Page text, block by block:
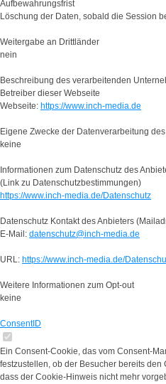
Aufbewahrungsfrist
Löschung der Daten, sobald die Session
Weitergabe an Drittländer
nein
Beschreibung des verarbeitenden
Betreiber dieser Webseite
Webseite: https://www.inch-media.de
Eigene Zwecke der Datenverarbeitung
keine
Informationen zum Datenschutz des
(Link zu Datenschutzbestimmungen)
https://www.inch-media.de/Datenschutz
Datenschutz Kontakt des Anbieters
E-Mail: datenschutz@inch-media.de
URL: https://www.inch-media.de/
Weitere Informationen zum Opt-out
keine
ConsentID
Ein Consent-Cookie, das vom Consent-
festzustellen, ob der Besucher bereits
dass der Cookie-Hinweis nicht mehr